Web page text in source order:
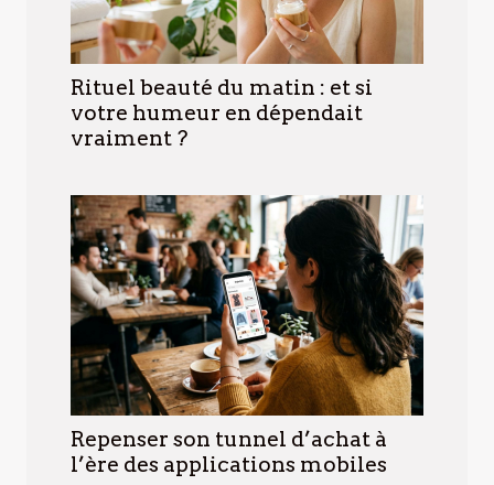
Rituel beauté du matin : et si
votre humeur en dépendait
vraiment ?
Repenser son tunnel d’achat à
l’ère des applications mobiles